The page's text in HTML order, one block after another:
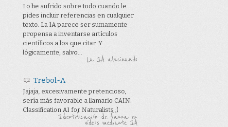
Lo he sufrido sobre todo cuando le
pides incluir referencias en cualquier
texto. La IA parece ser sumamente
propensa a inventarse artículos
científicos a los que citar. Y
lógicamente, salvo...
La IA alucinando
Trebol-A
Jajaja, excesivamente pretencioso,
sería más favorable a llamarlo CAIN:
Classification AI for Naturalists ;)
Identificación de fauna en
vídeos mediante IA